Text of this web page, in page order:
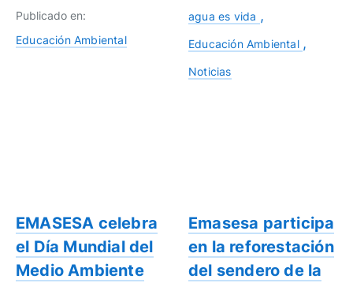
Publicado en:
Educación Ambiental
agua es vida
Educación Ambiental
Noticias
EMASESA celebra
el Día Mundial del
Medio Ambiente
Emasesa participa
en la reforestación
del sendero de la